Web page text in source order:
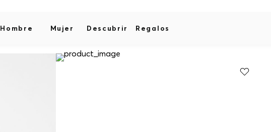
Hombre Mujer Descubrir Regalos